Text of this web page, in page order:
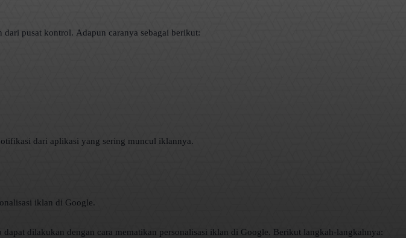
pusat kontrol. Adapun caranya sebagai berikut:
dari aplikasi yang sering muncul iklannya.
iklan di Google.
dilakukan dengan cara mematikan personalisasi iklan di Google. Berikut langkah-langkahnya: